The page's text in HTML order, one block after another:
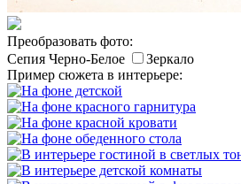
Преобразовать фото:
Сепия Черно-Белое
Зеркало
Пример сюжета в интерьере: